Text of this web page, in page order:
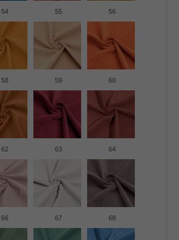
54 55 56
58 59 60
62 63 64
66 67 68